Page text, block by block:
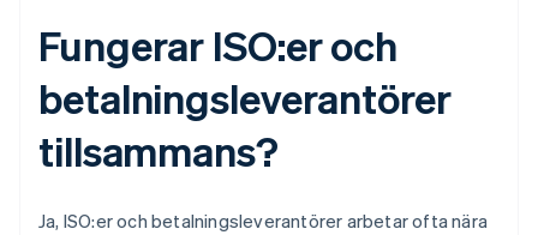
Fungerar ISO:er och
betalningsleverantörer
tillsammans?
Ja, ISO:er och betalningsleverantörer arbetar ofta nära